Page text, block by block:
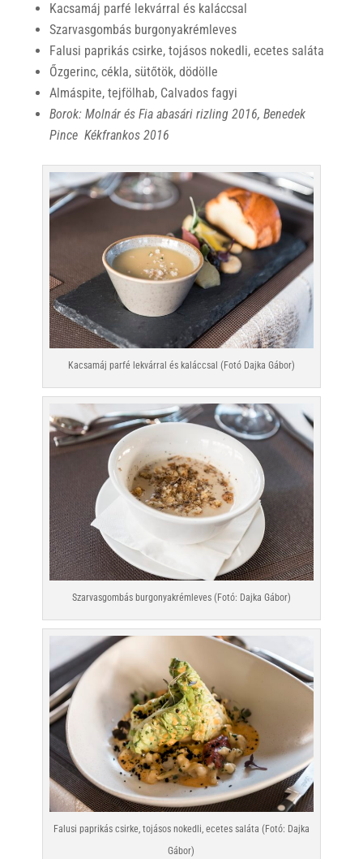
Kacsamáj parfé lekvárral és kaláccsal
Szarvasgombás burgonyakrémleves
Falusi paprikás csirke, tojásos nokedli, ecetes saláta
Őzgerinc, cékla, sütőtök, dödölle
Almáspite, tejfölhab, Calvados fagyi
Borok: Molnár és Fia abasári rizling 2016, Benedek
Pince Kékfrankos 2016
Kacsamáj parfé lekvárral és kaláccsal (Fotó Dajka Gábor)
Szarvasgombás burgonyakrémleves (Fotó: Dajka Gábor)
Falusi paprikás csirke, tojásos nokedli, ecetes saláta (Fotó: Dajka
Gábor)